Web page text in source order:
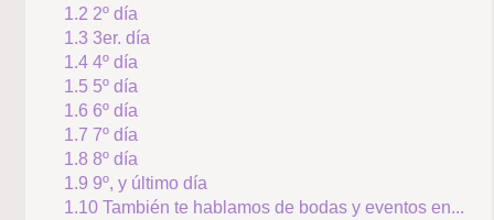
1.2 2º día
1.3 3er. día
1.44º día
1.5 5º día
1.6 6º día
1.7 7º día
1.8 8º día
1.9 9º, y último día
1.10También te hablamos de bodas y eventos en...